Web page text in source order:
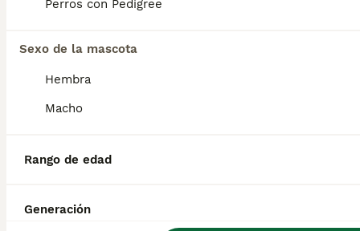
Perros con Pedigree
Sexo de la mascota
Hembra
Macho
Rango de edad
Generación
aproximadamente 836€, aunque los precios
ubicación.
¿Qué contras tiene la raza
cavalier?